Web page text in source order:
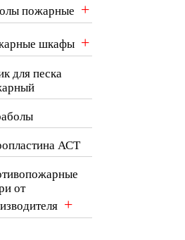
пожарные +
шкафы +
для песка
АСТ
от
+